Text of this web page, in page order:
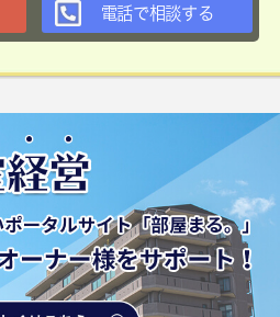
電話で相談する